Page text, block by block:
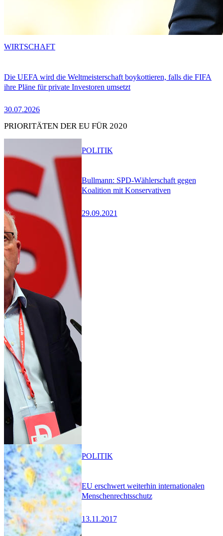
Die UEFA wird die Weltmeisterschaft boykottieren, falls die FIFA
ihre Pläne für private Investoren umsetzt
30.07.2026
WIRTSCHAFT
PRIORITÄTEN DER EU FÜR 2020
Bullmann: SPD-Wählerschaft gegen
Koalition mit Konservativen
29.09.2021
POLITIK
EU erschwert weiterhin internationalen
Menschenrechtsschutz
13.11.2017
POLITIK